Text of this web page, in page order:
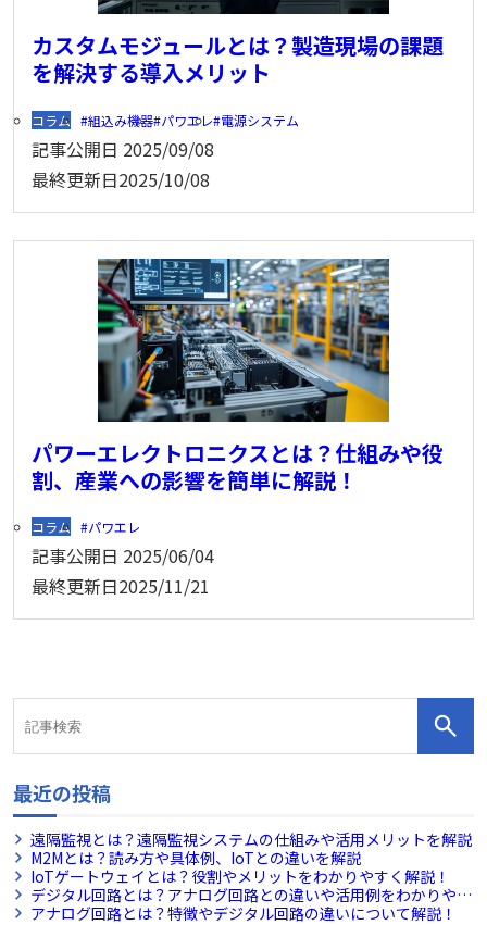
カスタムモジュールとは？製造現場の課題
を解決する導入メリット
コラム 組込み機器 パワエレ 電源システム
記事公開日 2025/09/08
最終更新日2025/10/08
パワーエレクトロニクスとは？仕組みや役
割、産業への影響を簡単に解説！
コラム パワエレ
記事公開日 2025/06/04
最終更新日2025/11/21
最近の投稿
遠隔監視とは？遠隔監視システムの仕組みや活用メリットを解説
M2Mとは？読み方や具体例、IoTとの違いを解説
IoTゲートウェイとは？役割やメリットをわかりやすく解説！
デジタル回路とは？アナログ回路との違いや活用例をわかりやす
く解説！
アナログ回路とは？特徴やデジタル回路の違いについて解説！